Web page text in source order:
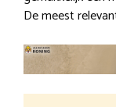
De meest